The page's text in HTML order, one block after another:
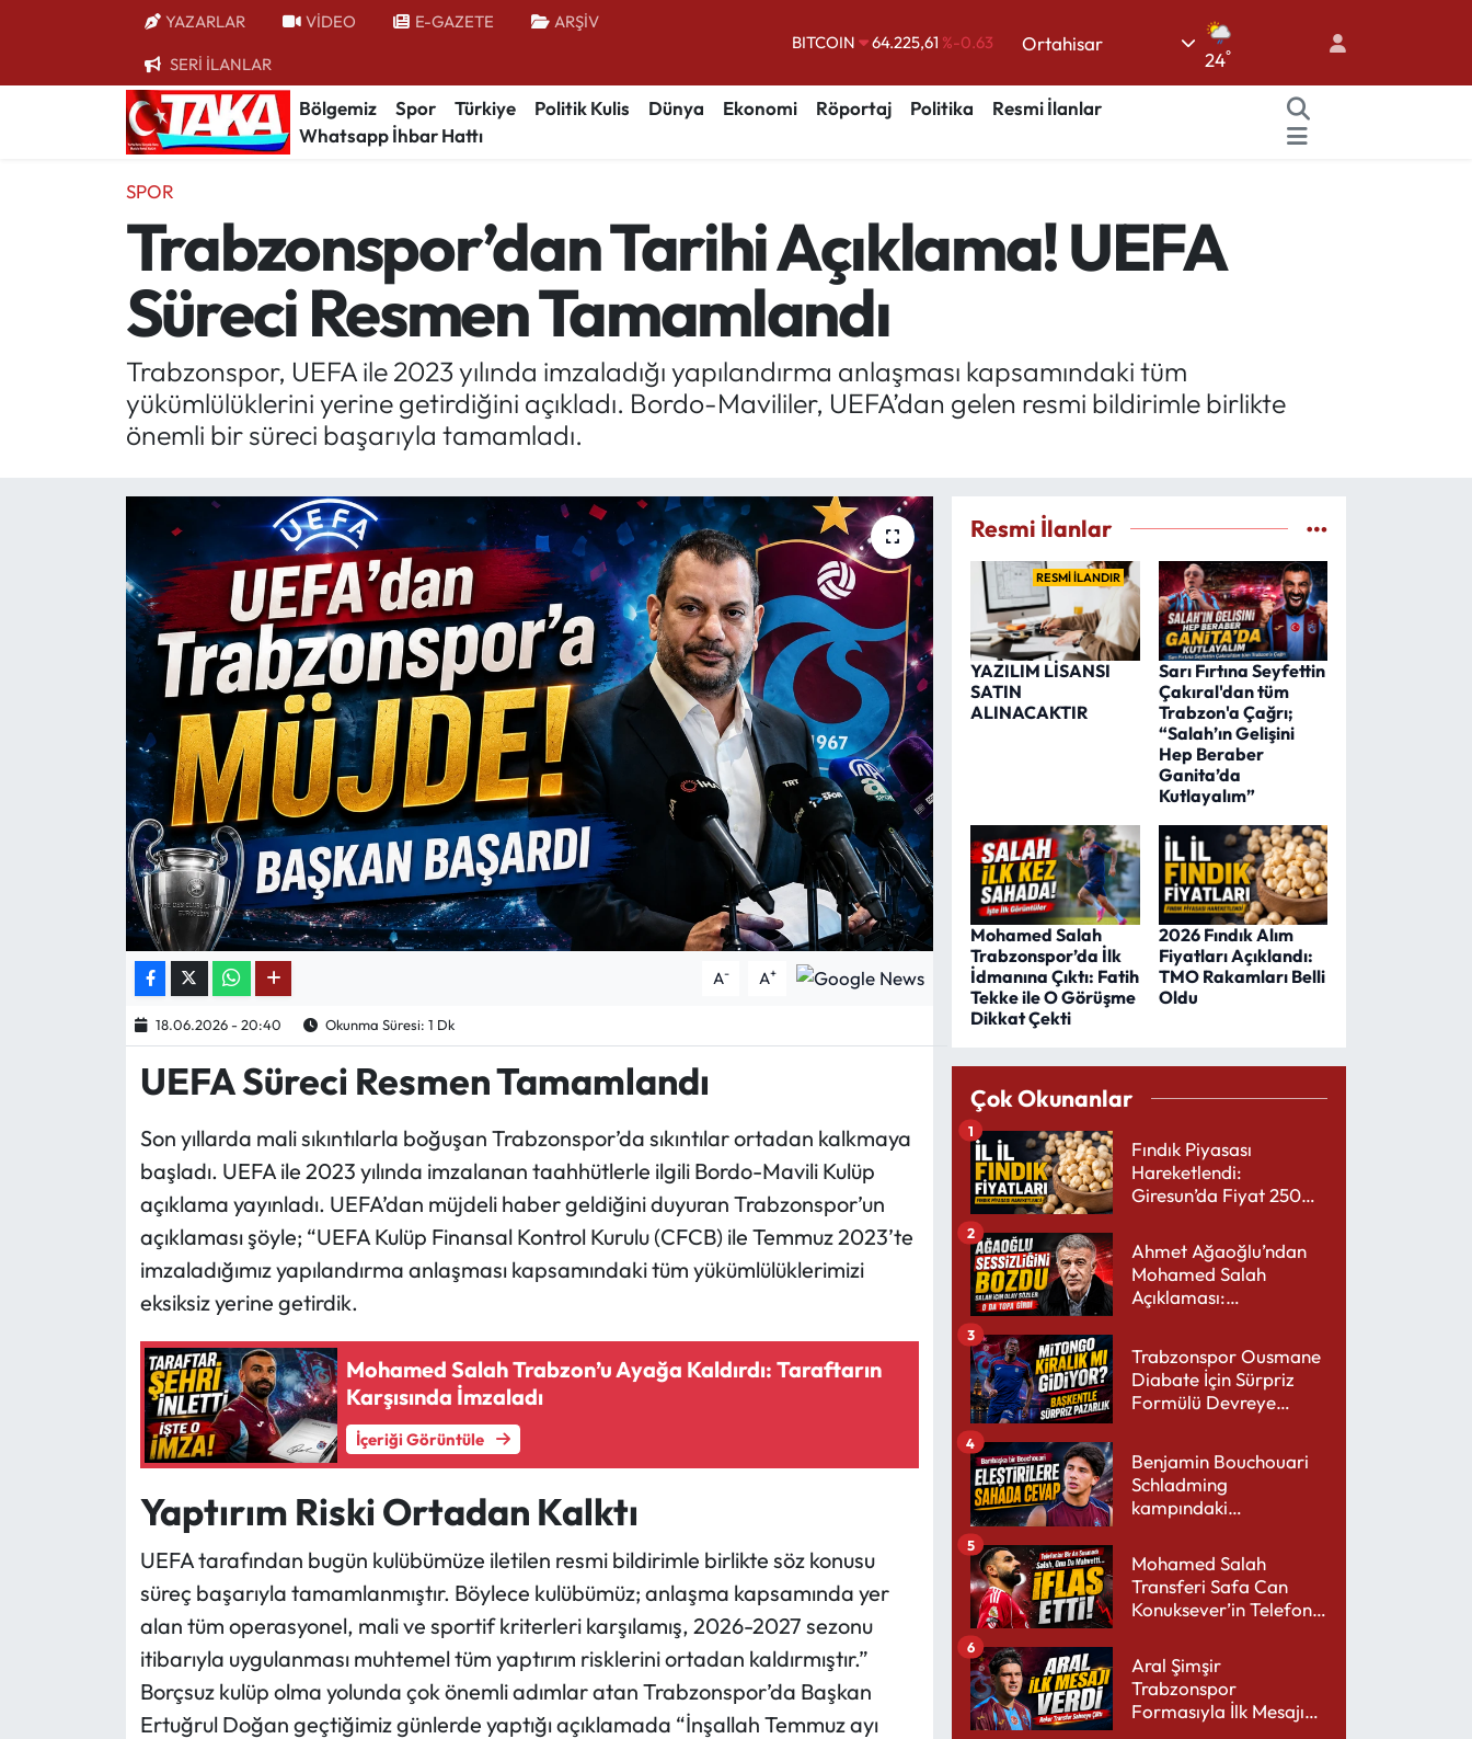
YAZARLAR VİDEO E-GAZETE ARŞİV
SERİ İLANLAR
BITCOIN 64.225,61 %-0.63
DOLAR
47,7143%0.16
EURO
55,0317%-0.02
BİST100
13.799%70
Ortahisar
24°
Bölgemiz Spor Türkiye Politik Kulis Dünya Ekonomi Röportaj Politika
Resmi İlanlar
Whatsapp İhbar Hattı
SPOR
Trabzonspor’dan Tarihi Açıklama! UEFA
Süreci Resmen Tamamlandı
Trabzonspor, UEFA ile 2023 yılında imzaladığı yapılandırma anlaşması kapsamındaki tüm
yükümlülüklerini yerine getirdiğini açıkladı. Bordo-Mavililer, UEFA’dan gelen resmi bildirimle birlikte
önemli bir süreci başarıyla tamamladı.
A- A+
18.06.2026 - 20:40 Okunma Süresi: 1 Dk
UEFA Süreci Resmen Tamamlandı
Son yıllarda mali sıkıntılarla boğuşan Trabzonspor’da sıkıntılar ortadan kalkmaya
başladı. UEFA ile 2023 yılında imzalanan taahhütlerle ilgili Bordo-Mavili Kulüp
açıklama yayınladı. UEFA’dan müjdeli haber geldiğini duyuran Trabzonspor’un
açıklaması şöyle; “UEFA Kulüp Finansal Kontrol Kurulu (CFCB) ile Temmuz 2023’te
imzaladığımız yapılandırma anlaşması kapsamındaki tüm yükümlülüklerimizi
eksiksiz yerine getirdik.
Mohamed Salah Trabzon’u Ayağa Kaldırdı: Taraftarın
Karşısında İmzaladı
İçeriği Görüntüle
Yaptırım Riski Ortadan Kalktı
UEFA tarafından bugün kulübümüze iletilen resmi bildirimle birlikte söz konusu
süreç başarıyla tamamlanmıştır. Böylece kulübümüz; anlaşma kapsamında yer
alan tüm operasyonel, mali ve sportif kriterleri karşılamış, 2026-2027 sezonu
itibarıyla uygulanması muhtemel tüm yaptırım risklerini ortadan kaldırmıştır.”
Borçsuz kulüp olma yolunda çok önemli adımlar atan Trabzonspor’da Başkan
Ertuğrul Doğan geçtiğimiz günlerde yaptığı açıklamada “İnşallah Temmuz ayı
Resmi İlanlar
RESMİ İLANDIR
YAZILIM LİSANSI
SATIN
ALINACAKTIR
Sarı Fırtına Seyfettin
Çakıral'dan tüm
Trabzon'a Çağrı;
“Salah’ın Gelişini
Hep Beraber
Ganita’da
Kutlayalım”
Mohamed Salah
Trabzonspor’da İlk
İdmanına Çıktı: Fatih
Tekke ile O Görüşme
Dikkat Çekti
2026 Fındık Alım
Fiyatları Açıklandı:
TMO Rakamları Belli
Oldu
Çok Okunanlar
Fındık Piyasası
Hareketlendi:
Giresun’da Fiyat 250
1
Ahmet Ağaoğlu’ndan
Mohamed Salah
Açıklaması:
Yakışır
2
Trabzonspor Ousmane
Diabate İçin Sürpriz
Formülü Devreye
3
Benjamin Bouchouari
Schladming
kampındaki
4
Mohamed Salah
Transferi Safa Can
Konuksever’in Telefon
5
Aral Şimşir
Trabzonspor
Formasıyla İlk Mesajını
6
Bölgemiz
Kültür/Sanat
Politik Kulis
Mektup Galeri
Röportaj
Köşe Yazıları
Karikatür Galeri
ASTROLOJİ
Spor Yazıları
Mektup Galeri
Ekonomi
Trabzon Nöbetçi Eczaneler
Trabzon Hava Durumu
Trabzon Trafik Yoğunluk Haritası
Süper Lig Puan Durumu ve Fikstür
Tüm Manşetler
Son Dakika Haberleri
Haber Arşivi